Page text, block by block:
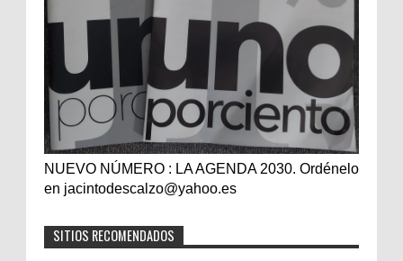
NUEVO NÚMERO : LA AGENDA 2030. Ordénelo
en jacintodescalzo@yahoo.es
SITIOS RECOMENDADOS